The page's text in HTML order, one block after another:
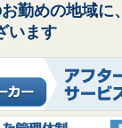
勤めの地域に、
います